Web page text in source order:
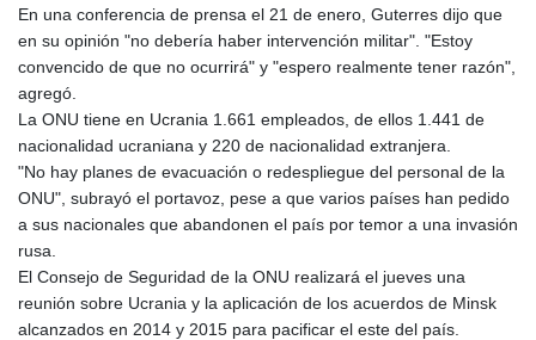
1306.058902
IRR
1375550.000352
JEP 0.740916
JMD 158.335856
JOD 0.70904
JPY 157.80604
KES 129.014401
KHR
4049.647537
KMF 426.00035
En una conferencia de prensa el 21 de enero, Guterres dijo que
en su opinión "no debería haber intervención militar". "Estoy
convencido de que no ocurrirá" y "espero realmente tener razón",
agregó.
La ONU tiene en Ucrania 1.661 empleados, de ellos 1.441 de
nacionalidad ucraniana y 220 de nacionalidad extranjera.
"No hay planes de evacuación o redespliegue del personal de la
ONU", subrayó el portavoz, pese a que varios países han pedido
a sus nacionales que abandonen el país por temor a una invasión
rusa.
El Consejo de Seguridad de la ONU realizará el jueves una
reunión sobre Ucrania y la aplicación de los acuerdos de Minsk
alcanzados en 2014 y 2015 para pacificar el este del país.